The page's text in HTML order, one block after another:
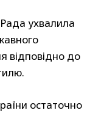
ухвалила
відповідно до
остаточно